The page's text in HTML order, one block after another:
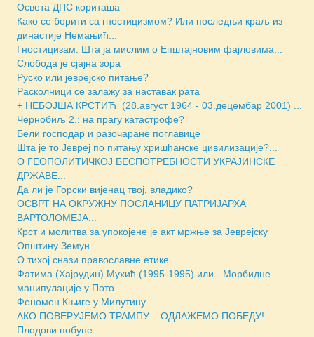
Освета ДПС кориташа
Како се борити са гностицизмом? Или последњи краљ из
династије Немањић...
Гностицизам. Шта ја мислим о Епштајновим фајловима...
Слобода је сјајна зора
Руско или јеврејско питање?
Расколници се залажу за наставак рата
+ НЕБОЈША КРСТИЋ (28.август 1964 - 03.децембар 2001) ...
Чернобиљ 2.: на прагу катастрофе?
Бели господар и разочаране поглавице
Шта је то Јевреј по питању хришћанске цивилизације?...
О ГЕОПОЛИТИЧКОЈ БЕСПОТРЕБНОСТИ УКРАЈИНСКЕ
ДРЖАВЕ...
Да ли је Горски вијенац твој, владико?
ОСВРТ НА ОКРУЖНУ ПОСЛАНИЦУ ПАТРИЈАРХА
ВАРТОЛОМЕЈА...
Крст и молитва за упокојене је акт мржње за Јеврејску
Општину Земун...
О тихој снази православне етике
Фатима (Хајрудин) Мухић (1995-1995) или - Морбидне
манипулације у Пото...
Феномен Књиге у Милутину
АКО ПОВЕРУЈЕМО ТРАМПУ – ОДЛАЖЕМО ПОБЕДУ!...
Плодови побуне